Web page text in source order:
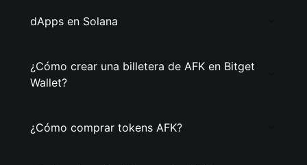
dApps en Solana
¿Cómo crear una billetera de AFK en Bitget
Wallet?
¿Cómo comprar tokens AFK?